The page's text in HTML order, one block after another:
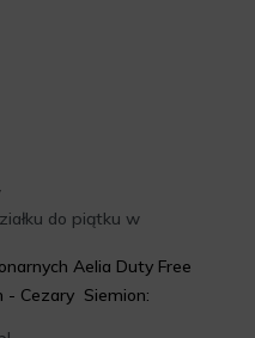
do piątku w
Aelia Duty Free
- Cezary Siemion: